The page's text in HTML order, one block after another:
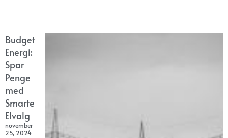
Budget
Energi:
Spar
Penge
med
Smarte
Elvalg
november
25, 2024